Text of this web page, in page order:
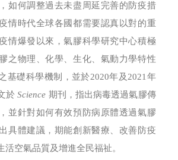
如何調整過去未盡周延完善的防疫措
情時代全球各國都需要認真以對的重
情爆發以來，氣膠科學研究中心積極
之物理、化學、生化、氣動力學特性
基礎科學機制，並於2020年及2021年
於 Science 期刊，指出病毒透過氣膠傳
並針對如何有效預防病原體透過氣膠
具體建議，期能創新醫療、改善防疫
活空氣品質及增進全民福祉。